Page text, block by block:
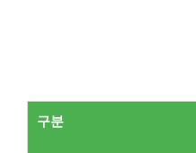
구분